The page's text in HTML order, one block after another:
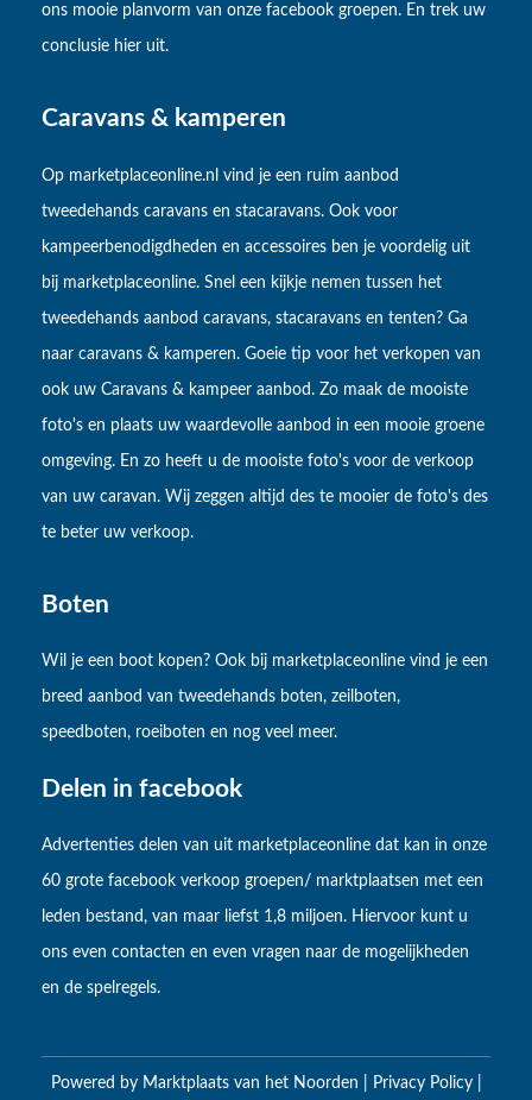
ons mooie planvorm van onze facebook groepen. En trek uw
conclusie hier uit.
Caravans & kamperen
Op marketplaceonline.nl vind je een ruim aanbod
tweedehands caravans en stacaravans. Ook voor
kampeerbenodigdheden en accessoires ben je voordelig uit
bij marketplaceonline. Snel een kijkje nemen tussen het
tweedehands aanbod caravans, stacaravans en tenten? Ga
naar caravans & kamperen. Goeie tip voor het verkopen van
ook uw Caravans & kampeer aanbod. Zo maak de mooiste
foto's en plaats uw waardevolle aanbod in een mooie groene
omgeving. En zo heeft u de mooiste foto's voor de verkoop
van uw caravan. Wij zeggen altijd des te mooier de foto's des
te beter uw verkoop.
Boten
Wil je een boot kopen? Ook bij marketplaceonline vind je een
breed aanbod van tweedehands boten, zeilboten,
speedboten, roeiboten en nog veel meer.
Delen in facebook
Advertenties delen van uit marketplaceonline dat kan in onze
60 grote facebook verkoop groepen/ marktplaatsen met een
leden bestand, van maar liefst 1,8 miljoen. Hiervoor kunt u
ons even contacten en even vragen naar de mogelijkheden
en de spelregels.
Powered by Marktplaats van het Noorden Privacy Policy